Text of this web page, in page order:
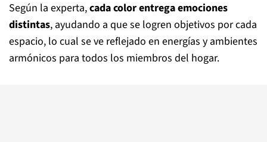
Según la experta,cada color entrega emociones
distintas, ayudando a que se logren objetivos por cada
espacio, lo cual se ve reflejado en energías y ambientes
armónicos para todos los miembros del hogar.